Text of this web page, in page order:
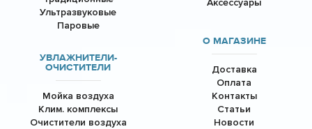
Ультразвуковые
Паровые
УВЛАЖНИТЕЛИ-
ОЧИСТИТЕЛИ
Мойка воздуха
Клим. комплексы
Очистители воздуха
О МАГАЗИНЕ
Доставка
Оплата
Контакты
Статьи
Новости